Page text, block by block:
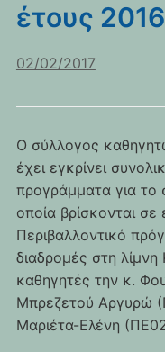
έτους
02/02/2017
Ο σύλλογος
έχει εγκρίνει
προγράμματα για το
οποία βρίσκονται σε
Περιβαλλοντικό
διαδρομές στη
καθηγητές την κ.
Μπρεζετού Αργυρώ
Μαριέτα-Ελένη